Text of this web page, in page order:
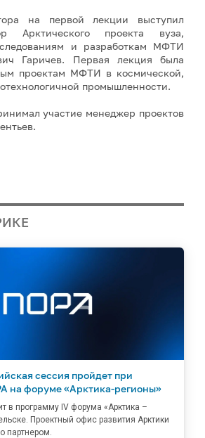
на первой лекции выступил
Арктического проекта вуза,
и разработкам МФТИ
Гаричев. Первая лекция была
проектам МФТИ в космической,
промышленности.
участие менеджер проектов
сессия пройдет при
на форуме «Арктика-регионы»
в программу IV форума «Арктика –
Проектный офис развития Арктики
партнером.